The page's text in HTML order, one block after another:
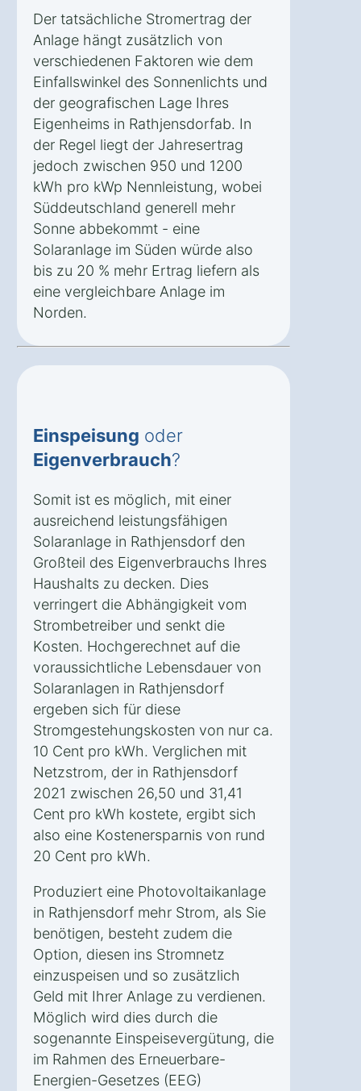
Der tatsächliche Stromertrag der
Anlage hängt zusätzlich von
verschiedenen Faktoren wie dem
Einfallswinkel des Sonnenlichts und
der geografischen Lage Ihres
Eigenheims in Rathjensdorfab. In
der Regel liegt der Jahresertrag
jedoch zwischen 950 und 1200
kWh pro kWp Nennleistung, wobei
Süddeutschland generell mehr
Sonne abbekommt - eine
Solaranlage im Süden würde also
bis zu 20 % mehr Ertrag liefern als
eine vergleichbare Anlage im
Norden.
Einspeisung oder
Eigenverbrauch?
Somit ist es möglich, mit einer
ausreichend leistungsfähigen
Solaranlage in Rathjensdorf den
Großteil des Eigenverbrauchs Ihres
Haushalts zu decken. Dies
verringert die Abhängigkeit vom
Strombetreiber und senkt die
Kosten. Hochgerechnet auf die
voraussichtliche Lebensdauer von
Solaranlagen in Rathjensdorf
ergeben sich für diese
Stromgestehungskosten von nur ca.
10 Cent pro kWh. Verglichen mit
Netzstrom, der in Rathjensdorf
2021 zwischen 26,50 und 31,41
Cent pro kWh kostete, ergibt sich
also eine Kostenersparnis von rund
20 Cent pro kWh.
Produziert eine Photovoltaikanlage
in Rathjensdorf mehr Strom, als Sie
benötigen, besteht zudem die
Option, diesen ins Stromnetz
einzuspeisen und so zusätzlich
Geld mit Ihrer Anlage zu verdienen.
Möglich wird dies durch die
sogenannte Einspeisevergütung, die
im Rahmen des Erneuerbare-
Energien-Gesetzes (EEG)